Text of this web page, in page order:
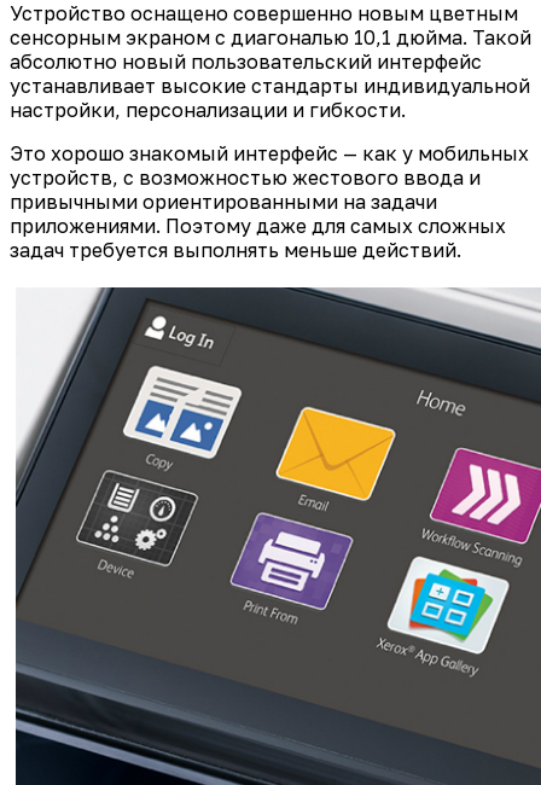
Устройство оснащено совершенно новым цветным
сенсорным экраном с диагональю 10,1 дюйма. Такой
абсолютно новый пользовательский интерфейс
устанавливает высокие стандарты индивидуальной
настройки, персонализации и гибкости.
Это хорошо знакомый интерфейс — как у мобильных
устройств, с возможностью жестового ввода и
привычными ориентированными на задачи
приложениями. Поэтому даже для самых сложных
задач требуется выполнять меньше действий.